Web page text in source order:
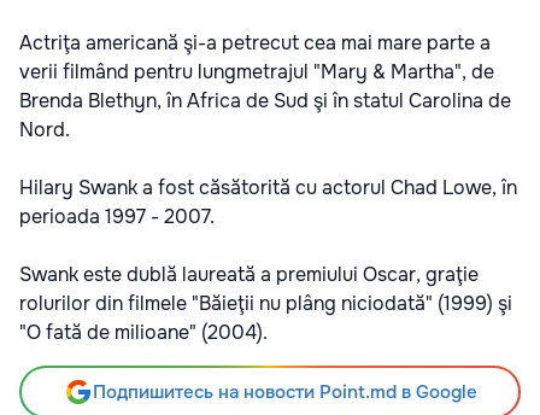
Actriţa americană şi-a petrecut cea mai mare parte a
verii filmând pentru lungmetrajul "Mary & Martha", de
Brenda Blethyn, în Africa de Sud şi în statul Carolina de
Nord.
Hilary Swank a fost căsătorită cu actorul Chad Lowe, în
perioada 1997 - 2007.
Swank este dublă laureată a premiului Oscar, graţie
rolurilor din filmele "Băieţii nu plâng niciodată" (1999) şi
"O fată de milioane" (2004).
Подпишитесь на новости Point.md в Google